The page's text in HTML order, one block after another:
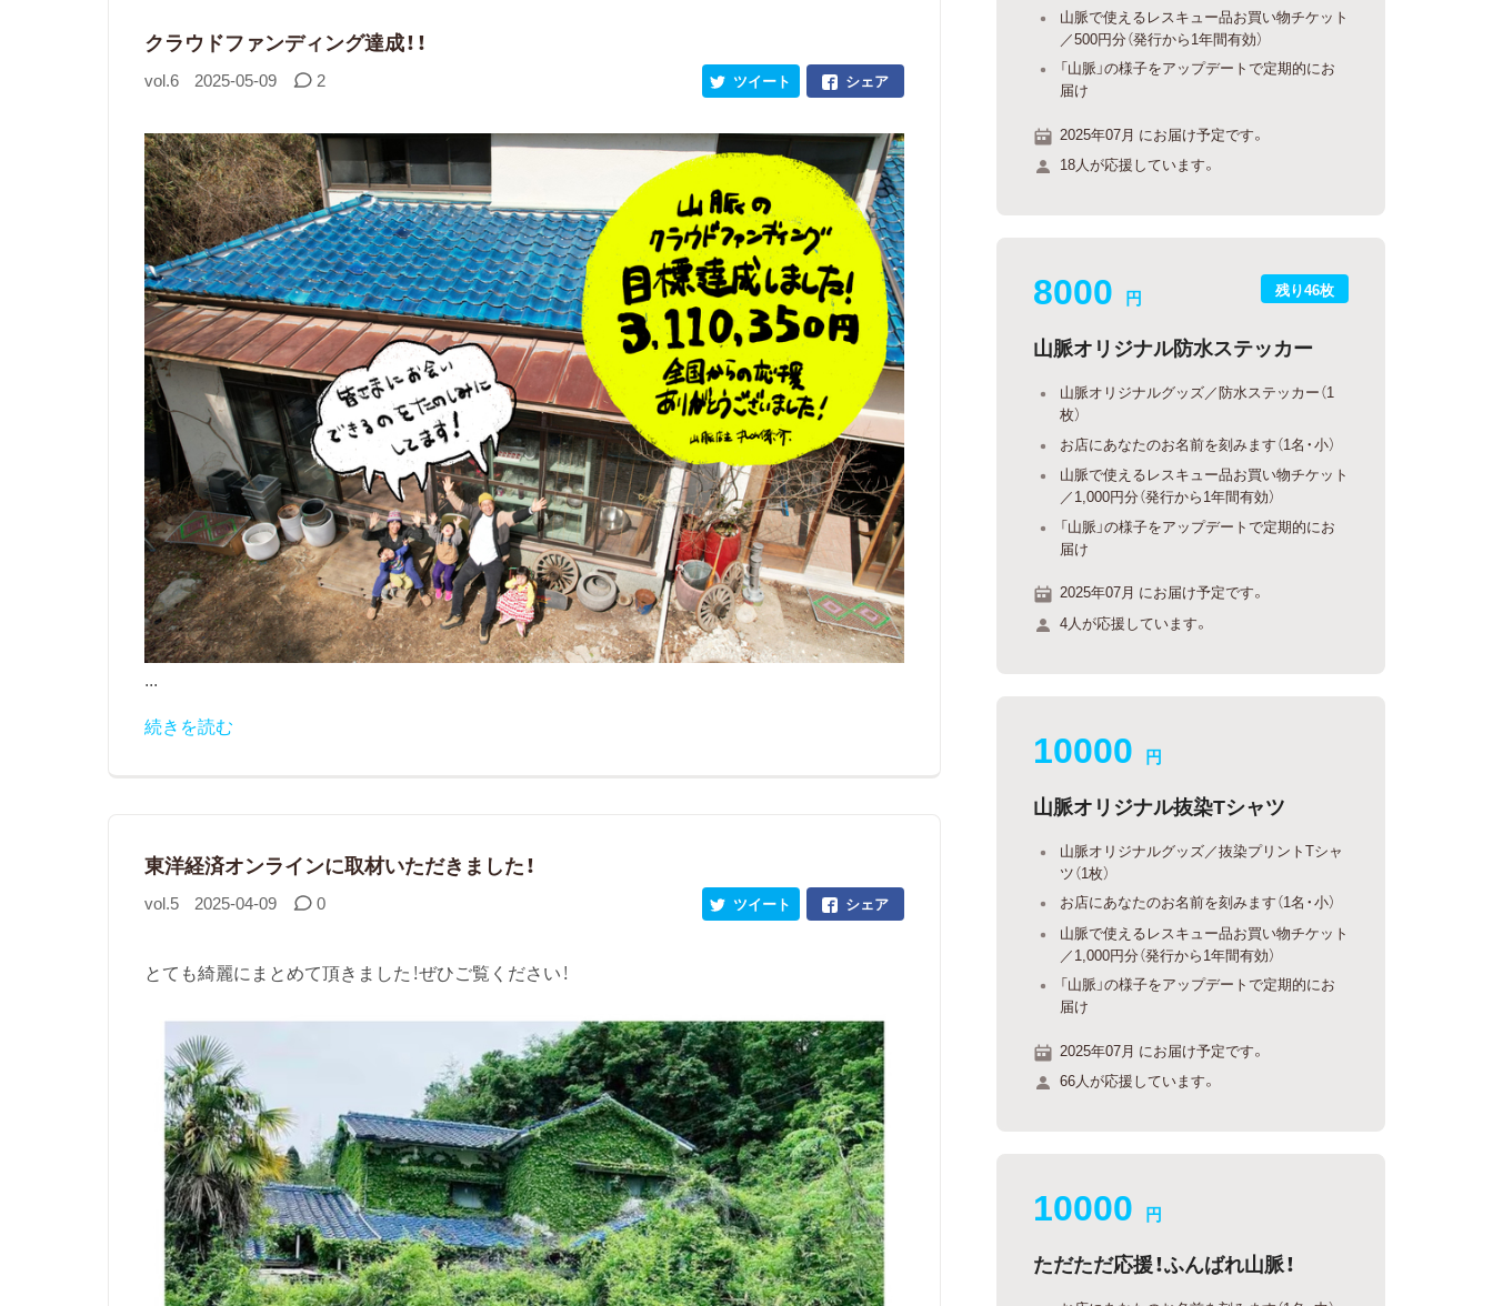
クラウドファンディング達成！！
vol.6 2025-05-09 2 シェア
ツイート
...
続きを読む
東洋経済オンラインに取材いただきました！
vol.5 2025-04-09 0 シェア
ツイート
とても綺麗にまとめて頂きました！ぜひご覧ください！
山脈で使えるレスキュー品お買い物チケット
／500円分（発行から1年間有効）
「山脈」の様子をアップデートで定期的にお
届け
2025年07月 にお届け予定です。
18人が応援しています。
残り46枚
8000 円
山脈オリジナル防水ステッカー
山脈オリジナルグッズ／防水ステッカー（1
枚）
お店にあなたのお名前を刻みます（1名・小）
山脈で使えるレスキュー品お買い物チケット
／1,000円分（発行から1年間有効）
「山脈」の様子をアップデートで定期的にお
届け
2025年07月 にお届け予定です。
4人が応援しています。
10000 円
山脈オリジナル抜染Tシャツ
山脈オリジナルグッズ／抜染プリントTシャ
ツ（1枚）
お店にあなたのお名前を刻みます（1名・小）
山脈で使えるレスキュー品お買い物チケット
／1,000円分（発行から1年間有効）
「山脈」の様子をアップデートで定期的にお
届け
2025年07月 にお届け予定です。
66人が応援しています。
10000 円
ただただ応援！ふんばれ山脈！